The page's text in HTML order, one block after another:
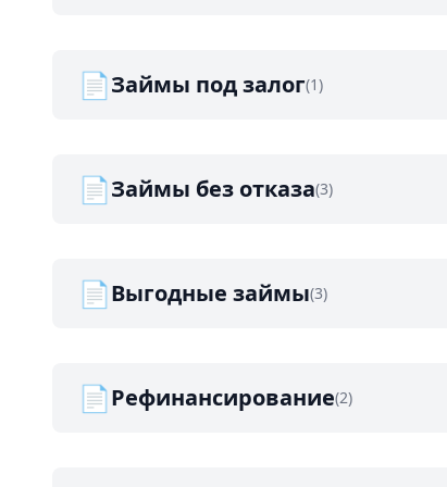
📄Займы под залог(1)
📄Займы без отказа(3)
📄Выгодные займы(3)
📄Рефинансирование(2)